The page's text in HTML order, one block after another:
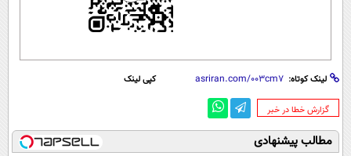
لینک کوتاه: کپی لینک
‌گزارش خطا در خبر
مطالب پیشنهادی